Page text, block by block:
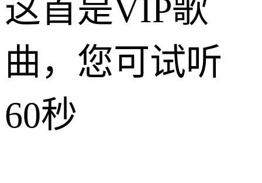
这首是VIP歌
曲，您可试听
60秒